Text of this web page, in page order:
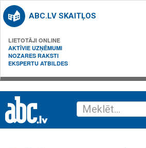
ABC.LV SKAITĻOS
LIETOTĀJI ONLINE
AKTĪVIE UZŅĒMUMI
NOZARES RAKSTI
EKSPERTU ATBILDES